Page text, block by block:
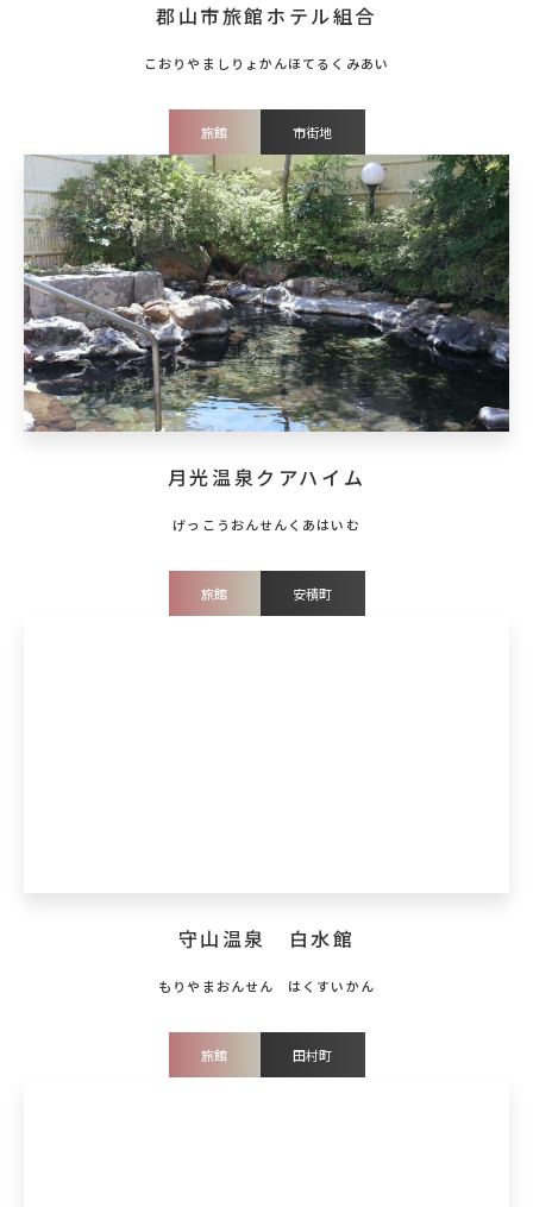
郡山市旅館ホテル組合
旅館 市街地
月光温泉クアハイム
旅館 安積町
守山温泉 白水館
旅館 田村町